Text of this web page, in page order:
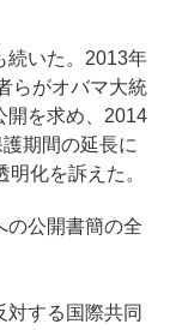
いた。2013年
らがオバマ大統
開を求め、2014
期間の延長に
化を訴えた。
公開書簡の全
する国際共同